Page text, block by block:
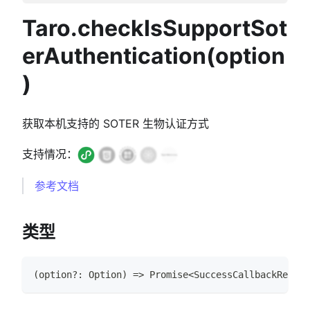
Taro.checkIsSupportSot
erAuthentication(option
)
获取本机支持的 SOTER 生物认证方式
支持情况：
参考文档
类型
(option? : Option) => Promise<SuccessCallbackResult